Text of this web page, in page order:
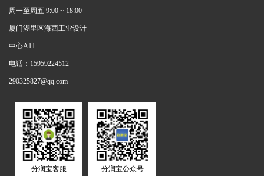
周一至周五 9:00 ~ 18:00
厦门湖里区海西工业设计
中心A11
电话：15959224512
290325827@qq.com
分润宝客服 分润宝公众号